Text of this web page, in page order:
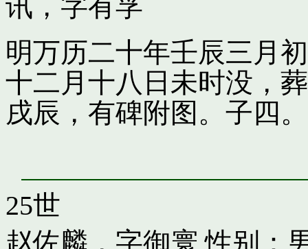
讯，字有孚
明万历二十年壬辰三月
十二月十八日未时没，
戌辰，有碑附图。子四。
25世
赵佐麟，字御寰 性别：